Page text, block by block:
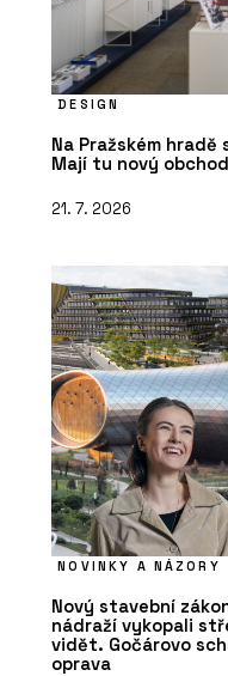
DESIGN
Na Pražském
Mají tu nový
21. 7. 2026
NOVINKY A NÁZORY
Nový stavební
nádraží vykopali
vidět. Gočárovo
oprava